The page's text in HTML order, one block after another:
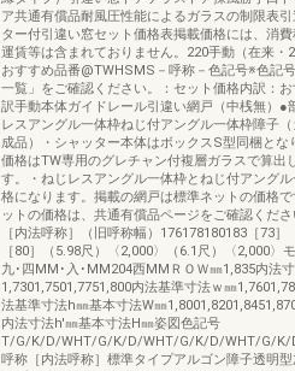
ア共通有償品耐風圧性能によるガラスの制限表
ター付引違い窓セット価格表掲載価格には、消費
運賃等は含まれておりません。220手動（在来
おすすめ品番@TWHSMS－呼称－色記号※色記
一覧」をご確認ください。：セット価格内訳：
訳手動本体ガイドレール引違い網戸（中桟無）●
レスアングル一体枠ねじ付アングル一体枠障子
成品）・シャッター本体はボックスS型同梱とな
価格はTW専用のグレチャン付複層ガラスで算出
す。・ねじレスアングル一体枠とねじ付アング
格になります。掲載の網戸は標準ネットの価格
ットの価格は、共通有償品ページをご確認くだ
［内法呼称］（旧呼称幅）176178180183［73］
［80］（5.98尺）〈2,000〉（6.1尺）〈2,000〉
九･四MM･入･MM204西MMＲＯＷ㎜1,835内法寸
1,7301,7501,7751,800内法基準寸法ｗ㎜
法基準寸法h㎜基本寸法W㎜
内法寸法h'㎜基本寸法H㎜姿図色記号
T/G/K/D/WHT/G/K/D/WHT/G/K/D/WHT/G/K/
呼称［内法呼称］標準タイプアルゴン障子透明型